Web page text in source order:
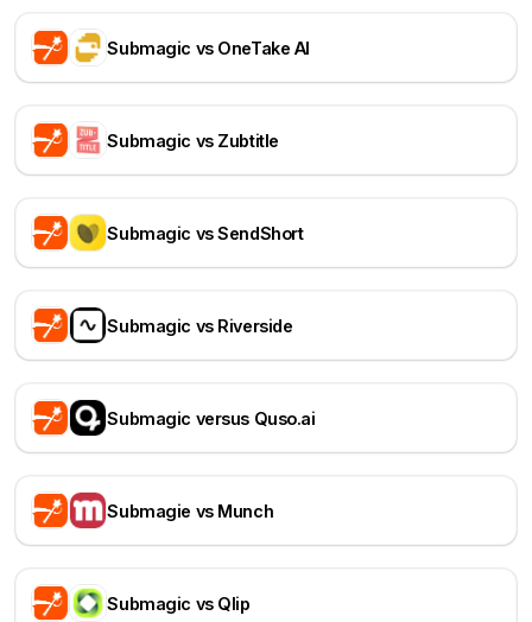
Submagic vs OneTake AI
Submagic vs Zubtitle
Submagic vs SendShort
Submagic vs Riverside
Submagic versus Quso.ai
Submagie vs Munch
Submagic vs Qlip